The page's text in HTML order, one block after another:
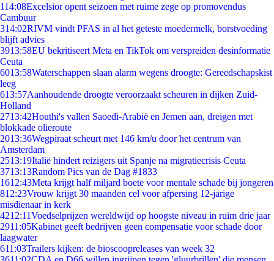
114:08Excelsior opent seizoen met ruime zege op promovendus
Cambuur
314:02RIVM vindt PFAS in al het geteste moedermelk, borstvoeding
blijft advies
3913:58EU bekritiseert Meta en TikTok om verspreiden desinformatie
Ceuta
6013:58Waterschappen slaan alarm wegens droogte: Gereedschapskist
leeg
613:57Aanhoudende droogte veroorzaakt scheuren in dijken Zuid-
Holland
2713:42Houthi's vallen Saoedi-Arabië en Jemen aan, dreigen met
blokkade olieroute
2013:36Wegpiraat scheurt met 146 km/u door het centrum van
Amsterdam
2513:19Italië hindert reizigers uit Spanje na migratiecrisis Ceuta
3713:13Random Pics van de Dag #1833
1612:43Meta krijgt half miljard boete voor mentale schade bij jongeren
812:23Vrouw krijgt 30 maanden cel voor afpersing 12-jarige
misdienaar in kerk
4212:11Voedselprijzen wereldwijd op hoogste niveau in ruim drie jaar
2911:05Kabinet geeft bedrijven geen compensatie voor schade door
laagwater
611:03Trailers kijken: de bioscoopreleases van week 32